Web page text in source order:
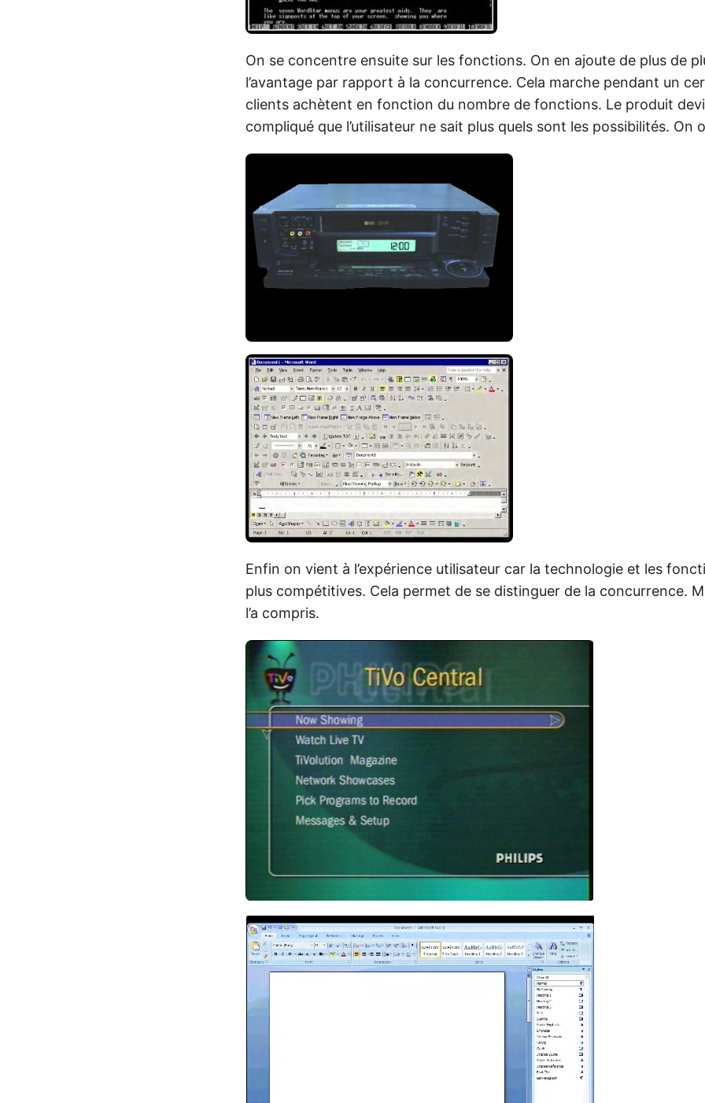
On se concentre ensuite sur les fonctions. On en ajoute de plus de
l’avantage par rapport à la concurrence. Cela marche pendant un
clients achètent en fonction du nombre de fonctions. Le produit
compliqué que l’utilisateur ne sait plus quels sont les possibilités. On
Enfin on vient à l’expérience utilisateur car la technologie et les
plus compétitives. Cela permet de se distinguer de la concurrence.
l’a compris.